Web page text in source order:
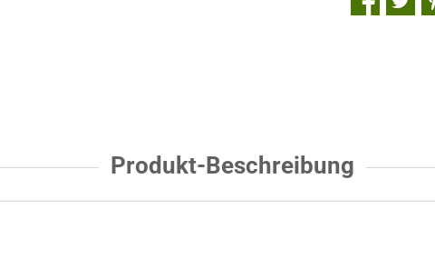
Produkt-Beschreibung